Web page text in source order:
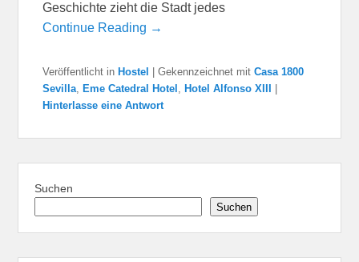
Geschichte zieht die Stadt jedes
Continue Reading →
Veröffentlicht in Hostel |Gekennzeichnet mit Casa 1800
Sevilla, Eme Catedral Hotel , Hotel Alfonso XIII
Hinterlasse eine Antwort
Suchen
Suchen